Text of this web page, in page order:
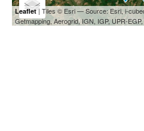
Leaflet| Tiles © Esri — Source: Esri, i-
Getmapping, Aerogrid, IGN, IGP, UPR-